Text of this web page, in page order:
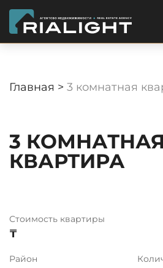
Главная > 3 комнатная
3 КОМНАТНАЯ
КВАРТИРА
Стоимость квартиры
₸
Район